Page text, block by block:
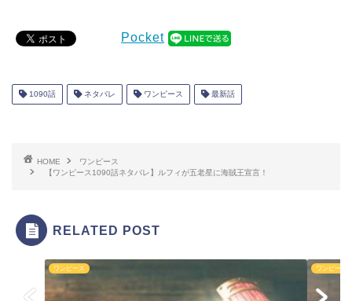
Pocket
1090話 ネタバレ ワンピース 最新話
HOME
ワンピース
【ワンピース1090話ネタバレ】ルフィが五老星に海賊王宣言！
RELATED POST
ワンピース ワンピース